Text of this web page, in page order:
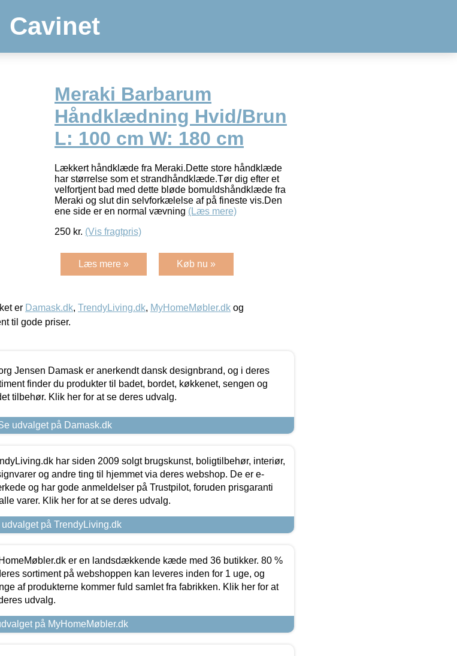
Cavinet
Meraki Barbarum
Håndklædning Hvid/Brun
L: 100 cm W: 180 cm
Lækkert håndklæde fra Meraki.Dette store håndklæde
har størrelse som et strandhåndklæde.Tør dig efter et
velfortjent bad med dette bløde bomuldshåndklæde fra
Meraki og slut din selvforkælelse af på fineste vis.Den
ene side er en normal vævning (Læs mere)
250 kr. (Vis fragtpris)
Læs mere » Køb nu »
er Damask.dk, TrendyLiving.dk, MyHomeMøbler.dk og
til gode priser.
Jensen Damask er anerkendt dansk designbrand, og i deres
finder du produkter til badet, bordet, køkkenet, sengen og
tilbehør. Klik her for at se deres udvalg.
udvalget på Damask.dk
har siden 2009 solgt brugskunst, boligtilbehør, interiør,
og andre ting til hjemmet via deres webshop. De er e-
og har gode anmeldelser på Trustpilot, foruden prisgaranti
varer. Klik her for at se deres udvalg.
udvalget på TrendyLiving.dk
er en landsdækkende kæde med 36 butikker. 80 %
sortiment på webshoppen kan leveres inden for 1 uge, og
af produkterne kommer fuld samlet fra fabrikken. Klik her for at
udvalg.
på MyHomeMøbler.dk